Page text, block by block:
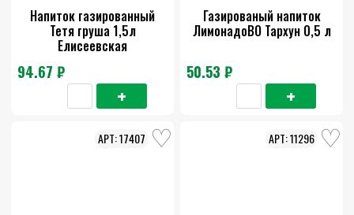
Напиток газированный
Тетя груша 1,5л
Елисеевская
94.67 ₽
Газированый напиток
ЛимонадоВО Тархун 0,5 л
50.53 ₽
17407 11296